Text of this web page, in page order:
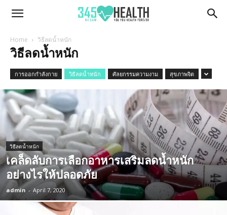
345Health
Home วิธีลดน้ำหนัก
วิธีลดน้ำหนัก
การออกกำลังกาย วิธีลดน้ำหนัก ศัลยกรรมความงาม สุขภาพจิต
วิธีลดน้ำหนัก
เคล็ดลับการเลือกอาหารเสริมลดน้ำหนัก
อย่างไรให้ปลอดภัย
admin - April 7, 2020